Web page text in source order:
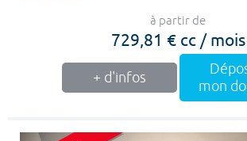
à partir de
729,81 € cc / mois
+ d'infos
mon